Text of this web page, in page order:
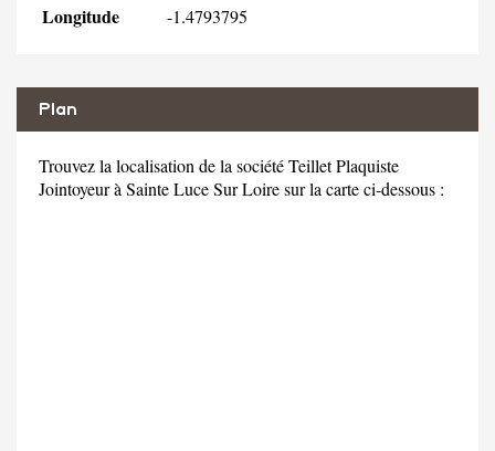
Longitude -1.4793795
Plan
Trouvez la localisation de la société Teillet Plaquiste
Jointoyeur à Sainte Luce Sur Loire sur la carte ci-dessous :